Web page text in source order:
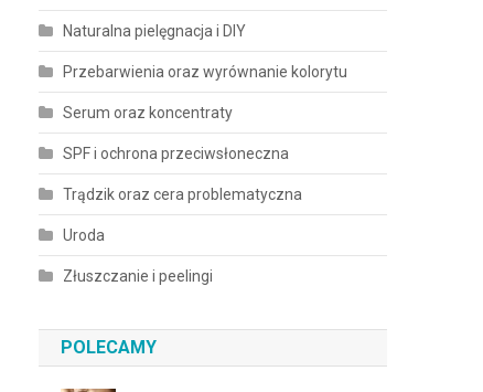
Naturalna pielęgnacja i DIY
Przebarwienia oraz wyrównanie kolorytu
Serum oraz koncentraty
SPF i ochrona przeciwsłoneczna
Trądzik oraz cera problematyczna
Uroda
Złuszczanie i peelingi
POLECAMY